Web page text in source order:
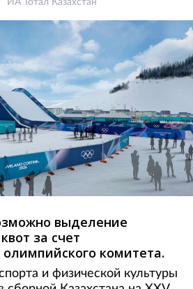
ИА Тотал Казахстан
выделение
за счет
комитета.
и физической культуры